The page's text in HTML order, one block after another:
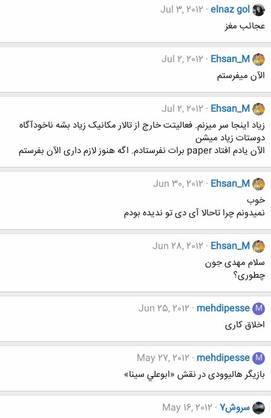
elnaz gol
Jul 3, 2012
عجائب مغز
Ehsan_M
Jul 2, 2012
الآن میفرستم
Ehsan_M
Jul 2, 2012
زیاد اینجا سر میزنم. فعالیتت خارج از تالار مکانیک زیاد بشه ناخودآگاه
دوستات زیاد میشن
الآن یادم افتاد paper برات نفرستادم. اگه هنوز لازم داری الآن بفرستم
Ehsan_M
Jun 30, 2012
خوب
نمیدونم چرا تاحالا آی دی تو ندیده بودم
Ehsan_M
Jun 28, 2012
سلام مهدی جون
چطوری؟
M
mehdipesse
Jun 25, 2012
اخلاق کاری
M
mehdipesse
May 27, 2012
بازیگر هالیوودی در نقش «ابوعلي سينا»
سروش7
May 16, 2012